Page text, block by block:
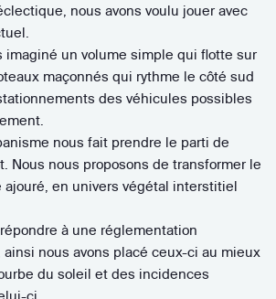
nous avons voulu jouer avec
imaginé un volume simple qui flotte sur
maçonnés qui rythme le côté sud
des véhicules possibles
nous fait prendre le parti de
Nous nous proposons de transformer le
ajouré, en univers végétal interstitiel
à une réglementation
nous avons placé ceux-ci au mieux
du soleil et des incidences
ci.